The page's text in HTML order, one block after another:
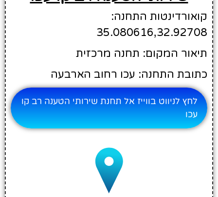
קואורדינטות התחנה:
35.080616,32.92708
תיאור המקום: תחנה מרכזית
כתובת התחנה: עכו רחוב הארבעה
לחץ לניווט בווייז אל תחנת שירותי הטענה רב קו
עכו